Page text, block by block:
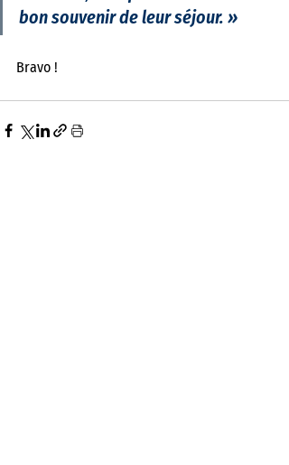
bon souvenir de leur séjour. »
Bravo !